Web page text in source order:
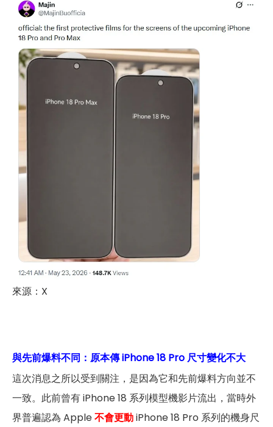
來源：X
與先前爆料不同：原本傳 iPhone 18 Pro 尺寸變化不大
這次消息之所以受到關注，是因為它和先前爆料方向並不
一致。此前曾有 iPhone 18 系列模型機影片流出，當時外
界普遍認為 Apple不會更動iPhone 18 Pro 系列的機身尺